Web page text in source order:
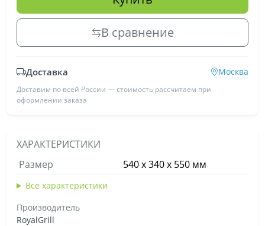
В сравнение
Доставка Москва
Доставим по всей России — стоимость рассчитаем при
оформлении заказа
ХАРАКТЕРИСТИКИ
Размер
540 х 340 x 550 мм
Все характеристики
Производитель
RoyalGrill